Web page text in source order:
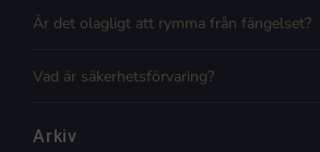
Är det olagligt att rymma från fängelset?
Vad är säkerhetsförvaring?
Arkiv